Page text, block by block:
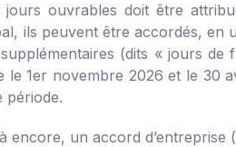
jours ouvrables doit être
ils peuvent être accordés, en
(dits « jours de
le 1er novembre 2026 et le 30
période.
encore, un accord d’entreprise